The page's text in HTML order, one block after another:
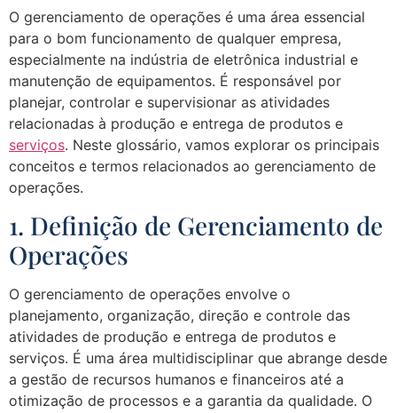
O gerenciamento de operações é uma área essencial
para o bom funcionamento de qualquer empresa,
especialmente na indústria de eletrônica industrial e
manutenção de equipamentos. É responsável por
planejar, controlar e supervisionar as atividades
relacionadas à produção e entrega de produtos e
serviços. Neste glossário, vamos explorar os principais
conceitos e termos relacionados ao gerenciamento de
operações.
1. Definição de Gerenciamento de
Operações
O gerenciamento de operações envolve o
planejamento, organização, direção e controle das
atividades de produção e entrega de produtos e
serviços. É uma área multidisciplinar que abrange desde
a gestão de recursos humanos e financeiros até a
otimização de processos e a garantia da qualidade. O